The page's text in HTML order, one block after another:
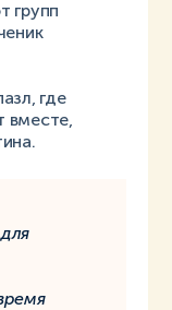
групп
где
вместе,